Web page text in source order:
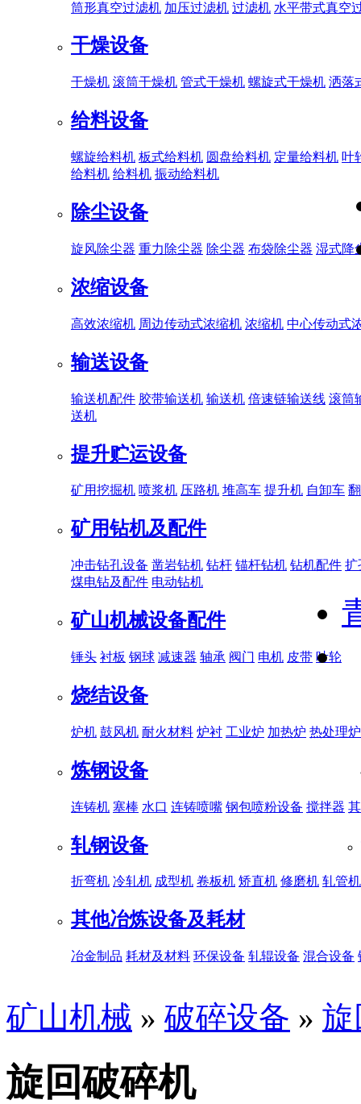
筒形真空过滤机 加压过滤机 过滤机 水平带式真空
干燥设备
干燥机 滚筒干燥机 管式干燥机 螺旋式干燥机 洒落
给料设备
螺旋给料机 板式给料机 圆盘给料机 定量给料机 叶
给料机 给料机 振动给料机
除尘设备
旋风除尘器 重力除尘器 除尘器 布袋除尘器 湿式降
浓缩设备
高效浓缩机 周边传动式浓缩机 浓缩机 中心传动式
输送设备
输送机配件 胶带输送机 输送机 倍速链输送线 滚筒
送机
提升贮运设备
矿用挖掘机 喷浆机 压路机 堆高车 提升机 自卸车
矿用钻机及配件
冲击钻孔设备 凿岩钻机 钻杆 锚杆钻机 钻机配件 扩
煤电钻及配件 电动钻机
矿山机械设备配件
锤头 衬板 钢球 减速器 轴承 阀门 电机 皮带 叶轮
烧结设备
炉机 鼓风机 耐火材料 炉衬 工业炉 加热炉 热处理炉
炼钢设备
连铸机 塞棒 水口 连铸喷嘴 钢包喷粉设备 搅拌器
轧钢设备
折弯机 冷轧机 成型机 卷板机 矫直机 修磨机 轧管机
其他冶炼设备及耗材
冶金制品 耗材及材料 环保设备 轧辊设备 混合设备
矿山机械 » 破碎设备 » 旋
旋回破碎机